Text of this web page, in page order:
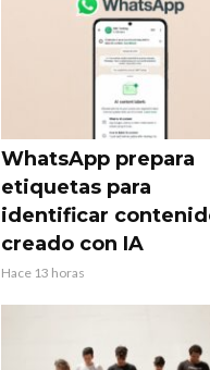
WhatsApp prepara
etiquetas para
identificar
creado con IA
Hace 13 horas